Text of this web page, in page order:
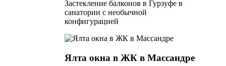
Застекление балконов в Гурзуфе в
санатории с необычной
конфигурацией
Ялта окна в ЖК в Массандре